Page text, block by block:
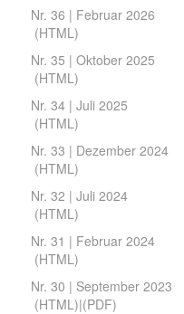
Nr. 36 | Februar 2026
(HTML )
Nr. 35 | Oktober 2025
(HTML )
Nr. 34 | Juli 2025
(HTML )
Nr. 33 | Dezember 2024
(HTML )
Nr. 32 | Juli 2024
(HTML )
Nr. 31 | Februar 2024
(HTML )
Nr. 30 | September 2023
(HTML )|(PDF)